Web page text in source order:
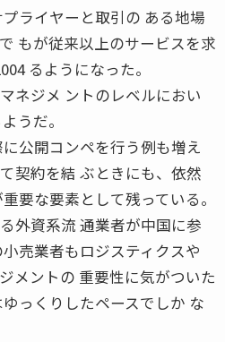
ライヤーと取引の ある地場
もが従来以上のサービスを求
るようになった。
ネジメ ントのレベルにおい
うだ。
公開コンペを行う例も増え
契約を結 ぶときにも、依然
要な要素として残っている。
外資系流 通業者が中国に参
売業者もロジスティクスや
メントの 重要性に気がついた
っくりしたペースでしか な